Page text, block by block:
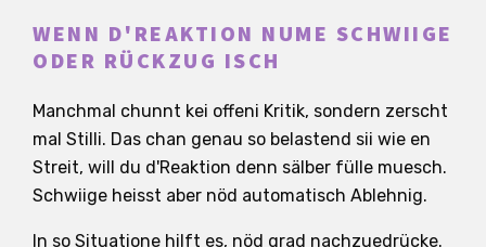
WENN D'REAKTION NUME SCHWIIGE
ODER RÜCKZUG ISCH
Manchmal chunnt kei offeni Kritik, sondern zerscht
mal Stilli. Das chan genau so belastend sii wie en
Streit, will du d'Reaktion denn sälber fülle muesch.
Schwiige heisst aber nöd automatisch Ablehnig.
In so Situatione hilft es, nöd grad nachzuedrücke.